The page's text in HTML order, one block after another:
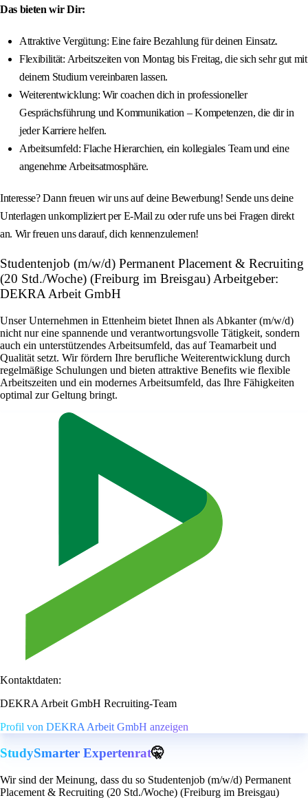
Das bieten wir Dir:
Attraktive Vergütung: Eine faire Bezahlung für deinen Einsatz.
Flexibilität: Arbeitszeiten von Montag bis Freitag, die sich sehr gut mit
deinem Studium vereinbaren lassen.
Weiterentwicklung: Wir coachen dich in professioneller
Gesprächsführung und Kommunikation – Kompetenzen, die dir in
jeder Karriere helfen.
Arbeitsumfeld: Flache Hierarchien, ein kollegiales Team und eine
angenehme Arbeitsatmosphäre.
Interesse? Dann freuen wir uns auf deine Bewerbung! Sende uns deine
Unterlagen unkompliziert per E-Mail zu oder rufe uns bei Fragen direkt
an. Wir freuen uns darauf, dich kennenzulernen!
Studentenjob (m/w/d) Permanent Placement & Recruiting
(20 Std./Woche) (Freiburg im Breisgau) Arbeitgeber:
DEKRA Arbeit GmbH
Unser Unternehmen in Ettenheim bietet Ihnen als Abkanter (m/w/d)
nicht nur eine spannende und verantwortungsvolle Tätigkeit, sondern
auch ein unterstützendes Arbeitsumfeld, das auf Teamarbeit und
Qualität setzt. Wir fördern Ihre berufliche Weiterentwicklung durch
regelmäßige Schulungen und bieten attraktive Benefits wie flexible
Arbeitszeiten und ein modernes Arbeitsumfeld, das Ihre Fähigkeiten
optimal zur Geltung bringt.
Kontaktdaten:
DEKRA Arbeit GmbH Recruiting-Team
Profil von DEKRA Arbeit GmbH anzeigen
StudySmarter Expertenrat🤫
Wir sind der Meinung, dass du so Studentenjob (m/w/d) Permanent
Placement & Recruiting (20 Std./Woche) (Freiburg im Breisgau)